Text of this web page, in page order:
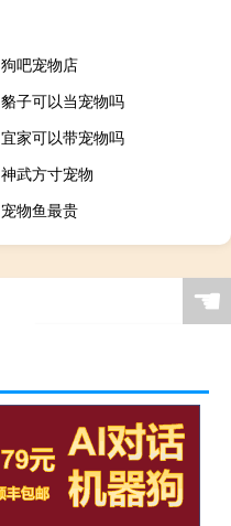
狗吧宠物店
貉子可以当宠物吗
宜家可以带宠物吗
神武方寸宠物
宠物鱼最贵
☚